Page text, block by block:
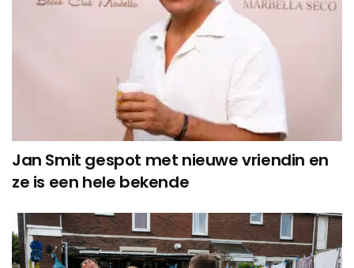
Jan Smit gespot met nieuwe vriendin en
ze is een hele bekende